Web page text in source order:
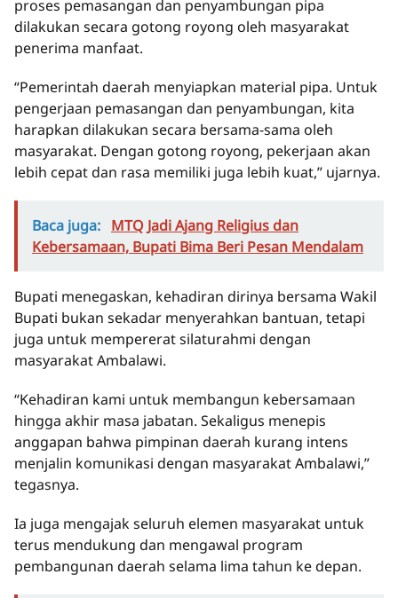
proses pemasangan dan penyambungan pipa
dilakukan secara gotong royong oleh masyarakat
penerima manfaat.
“Pemerintah daerah menyiapkan material pipa. Untuk
pengerjaan pemasangan dan penyambungan, kita
harapkan dilakukan secara bersama-sama oleh
masyarakat. Dengan gotong royong, pekerjaan akan
lebih cepat dan rasa memiliki juga lebih kuat,” ujarnya.
Baca juga: MTQ Jadi Ajang Religius dan
Kebersamaan, Bupati Bima Beri Pesan Mendalam
Bupati menegaskan, kehadiran dirinya bersama Wakil
Bupati bukan sekadar menyerahkan bantuan, tetapi
juga untuk mempererat silaturahmi dengan
masyarakat Ambalawi.
“Kehadiran kami untuk membangun kebersamaan
hingga akhir masa jabatan. Sekaligus menepis
anggapan bahwa pimpinan daerah kurang intens
menjalin komunikasi dengan masyarakat Ambalawi,”
tegasnya.
Ia juga mengajak seluruh elemen masyarakat untuk
terus mendukung dan mengawal program
pembangunan daerah selama lima tahun ke depan.